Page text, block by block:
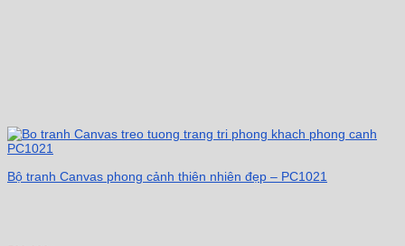
Bộ tranh Canvas phong cảnh thiên nhiên đẹp – PC1021